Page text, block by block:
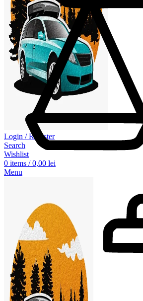
Login / Register
Search
Wishlist
0 items / 0,00 lei
Menu